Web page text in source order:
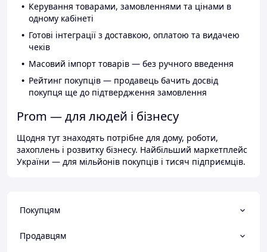
Керування товарами, замовленнями та цінами в
одному кабінеті
Готові інтеграції з доставкою, оплатою та видачею
чеків
Масовий імпорт товарів — без ручного введення
Рейтинг покупців — продавець бачить досвід
покупця ще до підтвердження замовлення
Prom — для людей і бізнесу
Щодня тут знаходять потрібне для дому, роботи,
захоплень і розвитку бізнесу. Найбільший маркетплейс
України — для мільйонів покупців і тисяч підприємців.
Покупцям
Продавцям